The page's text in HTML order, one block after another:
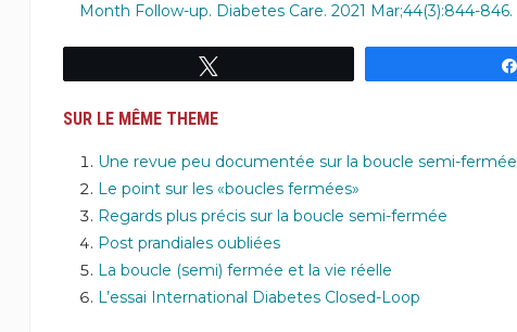
Month Follow-up. Diabetes Care. 2021 Mar;44(3):844-846.
SUR LE MÊME THEME
Une revue peu documentée sur la boucle semi-fermée
Le point sur les «boucles fermées»
Regards plus précis sur la boucle semi-fermée
Post prandiales oubliées
La boucle (semi) fermée et la vie réelle
L’essai International Diabetes Closed-Loop